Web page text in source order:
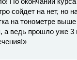
сойдет на нет, но
на тонометре
а ведь прошло уже 3